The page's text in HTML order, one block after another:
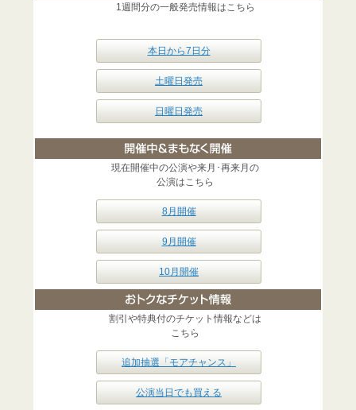
1週間分の一般発売情報はこちら
本日から7日分
土曜日発売
日曜日発売
現在開催中の公演や来月･再来月の
公演はこちら
8月開催
9月開催
10月開催
割引や特典付のチケット情報などは
こちら
追加抽選「モアチャンス」
公演当日でも買える